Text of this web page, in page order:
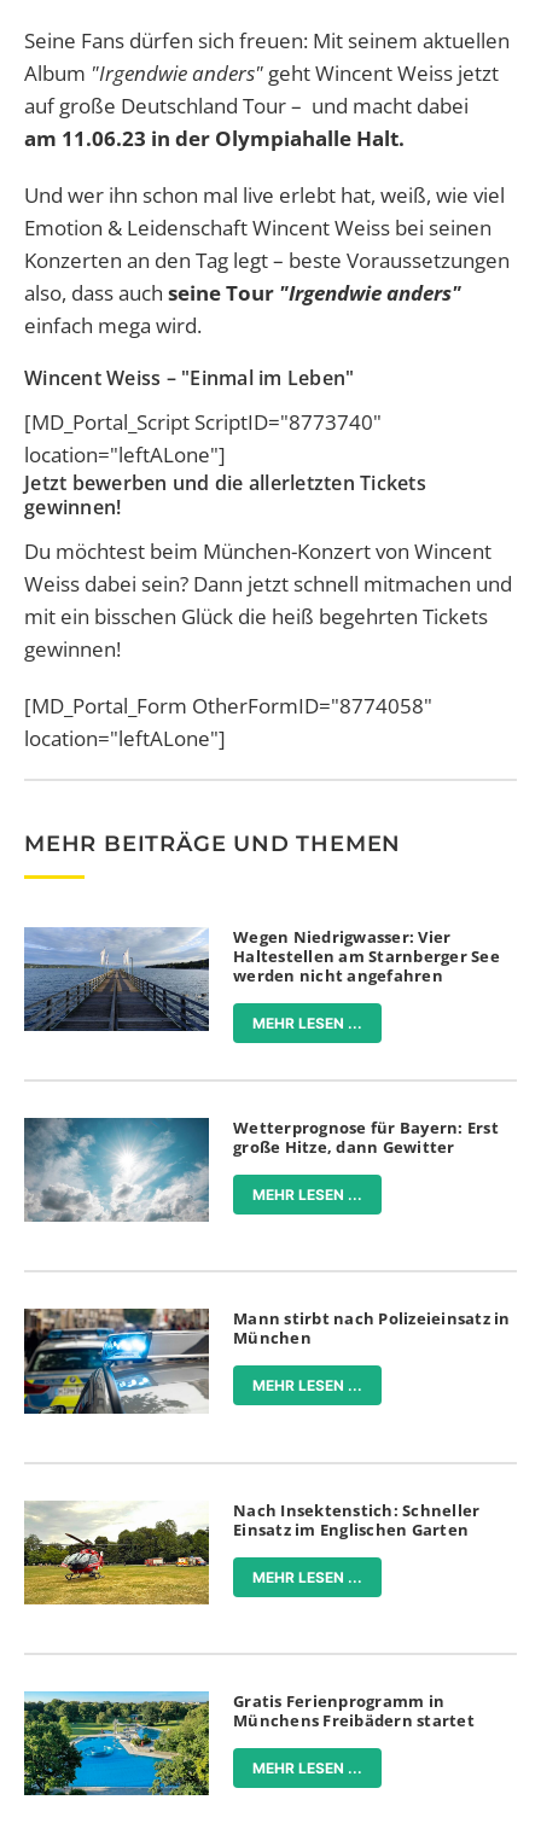
Seine Fans dürfen sich freuen: Mit seinem aktuellen
Album "Irgendwie anders" geht Wincent Weiss jetzt
auf große Deutschland Tour – und macht dabei
am 11.06.23 in der Olympiahalle Halt.
Und wer ihn schon mal live erlebt hat, weiß, wie viel
Emotion & Leidenschaft Wincent Weiss bei seinen
Konzerten an den Tag legt – beste Voraussetzungen
also, dass auch seine Tour "Irgendwie anders"
einfach mega wird.
Wincent Weiss – "Einmal im Leben"
[MD_Portal_Script ScriptID="8773740"
location="leftALone"]
Jetzt bewerben und die allerletzten Tickets
gewinnen!
Du möchtest beim München-Konzert von Wincent
Weiss dabei sein? Dann jetzt schnell mitmachen und
mit ein bisschen Glück die heiß begehrten Tickets
gewinnen!
[MD_Portal_Form OtherFormID="8774058"
location="leftALone"]
MEHR BEITRÄGE UND THEMEN
Wegen Niedrigwasser: Vier
Haltestellen am Starnberger See
werden nicht angefahren
MEHR LESEN ...
Wetterprognose für Bayern: Erst
große Hitze, dann Gewitter
MEHR LESEN ...
Mann stirbt nach Polizeieinsatz in
München
MEHR LESEN ...
Nach Insektenstich: Schneller
Einsatz im Englischen Garten
MEHR LESEN ...
Gratis Ferienprogramm in
Münchens Freibädern startet
MEHR LESEN ...